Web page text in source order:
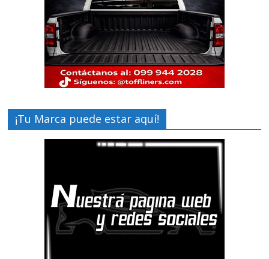
¡Tu Marca puede estar aquí!